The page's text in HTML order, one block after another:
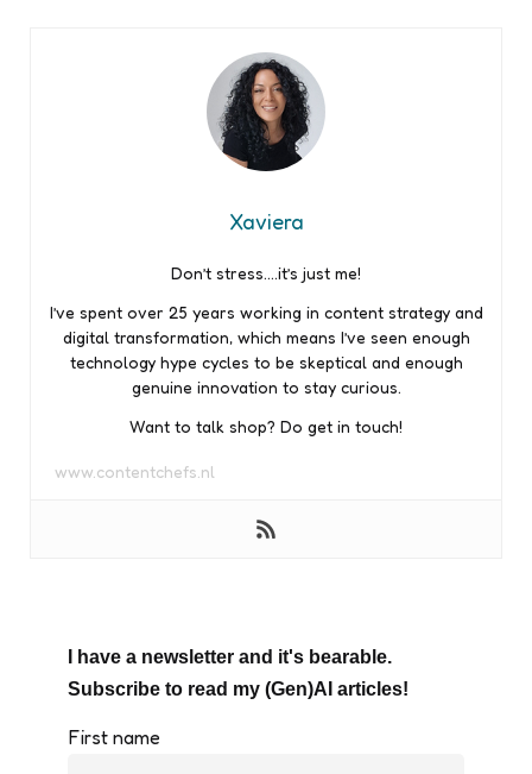
Xaviera
Don’t stress….it’s just me!
I’ve spent over 25 years working in content strategy and
digital transformation, which means I’ve seen enough
technology hype cycles to be skeptical and enough
genuine innovation to stay curious.
Want to talk shop? Do get in touch!
www.contentchefs.nl
I have a newsletter and it's bearable.
Subscribe to read my (Gen)AI articles!
First name